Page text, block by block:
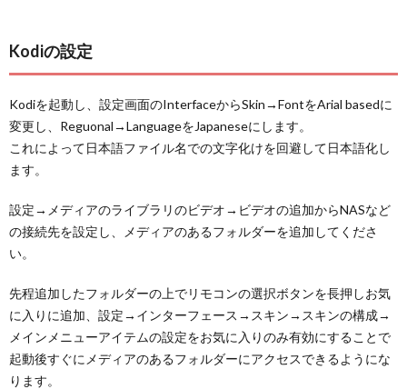
Kodiの設定
Kodiを起動し、設定画面のInterfaceからSkin→FontをArial basedに
変更し、Reguonal→LanguageをJapaneseにします。
これによって日本語ファイル名での文字化けを回避して日本語化し
ます。
設定→メディアのライブラリのビデオ→ビデオの追加からNASなど
の接続先を設定し、メディアのあるフォルダーを追加してくださ
い。
先程追加したフォルダーの上でリモコンの選択ボタンを長押しお気
に入りに追加、設定→インターフェース→スキン→スキンの構成→
メインメニューアイテムの設定をお気に入りのみ有効にすることで
起動後すぐにメディアのあるフォルダーにアクセスできるようにな
ります。